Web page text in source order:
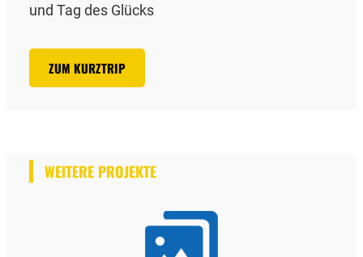
und Tag des Glücks
ZUM KURZTRIP
WEITERE PROJEKTE